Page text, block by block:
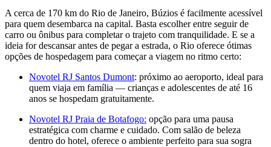
A cerca de 170 km do Rio de Janeiro, Búzios é facilmente acessível
para quem desembarca na capital. Basta escolher entre seguir de
carro ou ônibus para completar o trajeto com tranquilidade. E se a
ideia for descansar antes de pegar a estrada, o Rio oferece ótimas
opções de hospedagem para começar a viagem no ritmo certo:
Novotel RJ Santos Dumont: próximo ao aeroporto, ideal para
quem viaja em família — crianças e adolescentes de até 16
anos se hospedam gratuitamente.
Novotel RJ Praia de Botafogo: opção para uma pausa
estratégica com charme e cuidado. Com salão de beleza
dentro do hotel, oferece o ambiente perfeito para sua sogra